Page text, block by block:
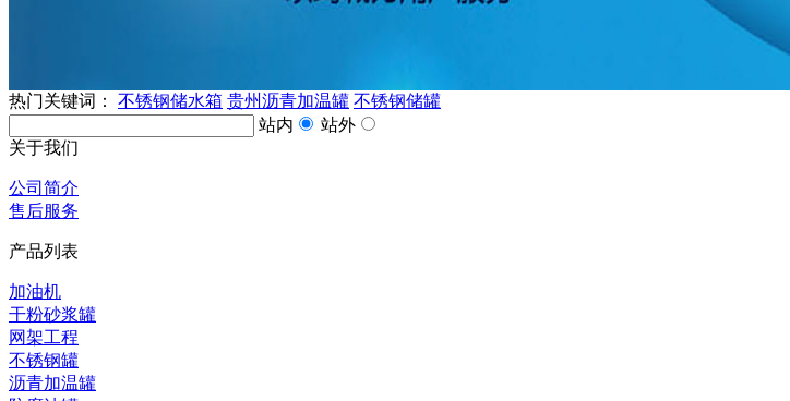
热门关键词： 不锈钢储水箱 贵州沥青加温罐 不锈钢储罐
站内
站外
关于我们
公司简介
售后服务
产品列表
加油机
干粉砂浆罐
网架工程
不锈钢罐
沥青加温罐